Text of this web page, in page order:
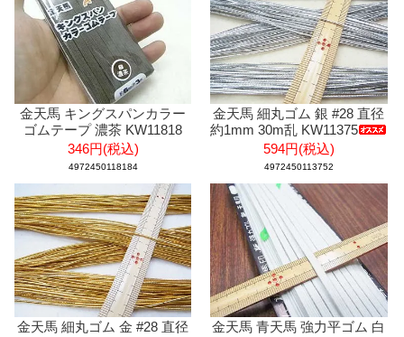
金天馬 キングスパンカラー
ゴムテープ 濃茶 KW11818
346円(税込)
4972450118184
金天馬 細丸ゴム 銀 #28 直径
約1mm 30m乱 KW11375
594円(税込)
4972450113752
金天馬 細丸ゴム 金 #28 直径
金天馬 青天馬 強力平ゴム 白